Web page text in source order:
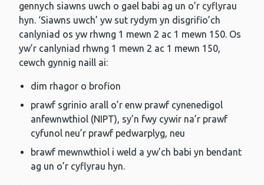
gennych siawns uwch o gael babi ag un o’r cyflyrau
hyn. ‘Siawns uwch’ yw sut rydym yn disgrifio’ch
canlyniad os yw rhwng 1 mewn 2 ac 1 mewn 150. Os
yw’r canlyniad rhwng 1 mewn 2 ac 1 mewn 150,
cewch gynnig naill ai:
dim rhagor o brofion
prawf sgrinio arall o’r enw prawf cynenedigol
anfewnwthiol (NIPT), sy’n fwy cywir na’r prawf
cyfunol neu’r prawf pedwarplyg, neu
brawf mewnwthiol i weld a yw’ch babi yn bendant
ag un o’r cyflyrau hyn.